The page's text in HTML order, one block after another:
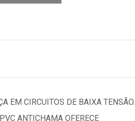
EM CIRCUITOS DE BAIXA TENSÃO.
ANTICHAMA OFERECE